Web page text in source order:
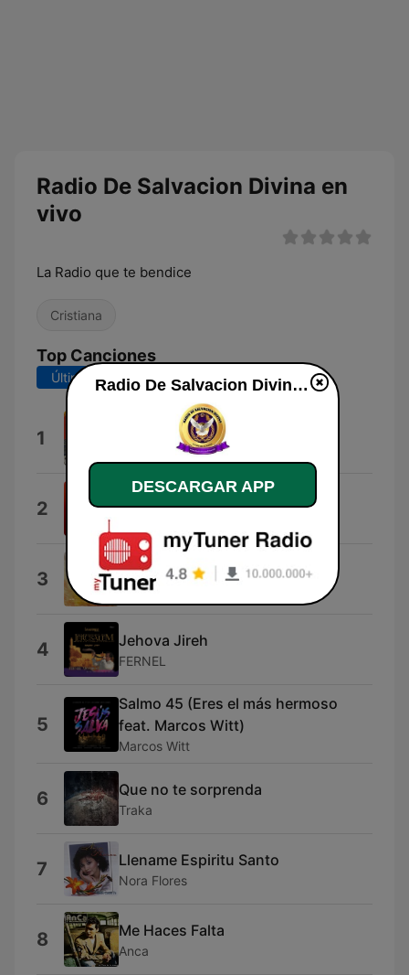
Radio De Salvacion Divina en
vivo
La Radio que te bendice
Cristiana
Top Canciones
Últimos 7 días Últimos 30 días
1 A Ti Me Rindo
Hillsong Worship
2
3 Lávame (Salmos 51)
Kairo Worship
4 Jehova Jireh
FERNEL
5
Salmo 45 (Eres el más hermoso
feat. Marcos Witt)
Marcos Witt
6 Que no te sorprenda
Traka
7 Llename Espiritu Santo
Nora Flores
8 Me Haces Falta
Anca
Radio De Salvacion Divina en vivo
DESCARGAR APP